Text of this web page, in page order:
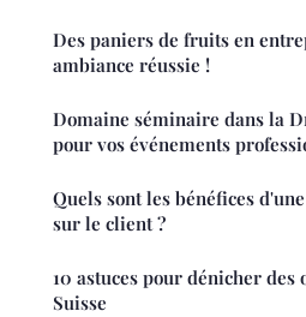
Des paniers de fruits en
ambiance réussie !
Domaine séminaire dans la
pour vos événements
Quels sont les bénéfices
sur le client ?
10 astuces pour dénicher
Suisse